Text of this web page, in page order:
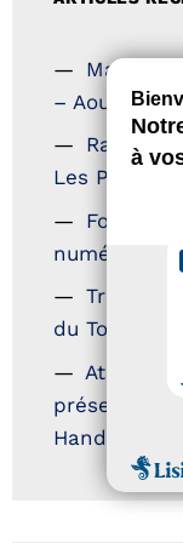
– Aout 2026
Rallye
Les
numérique
du
Atout
présentation
Handicap